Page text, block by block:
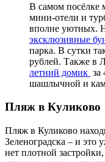
В самом посёлке
мини-отели и
вполне уютных.
эксклюзивные
парка. В сутки
рублей. Также в
летний домик за
шашлычной и
Пляж в Куликово
Пляж в Куликово
Зеленоградска – и это
нет плотной